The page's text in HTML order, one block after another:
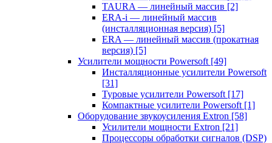
TAURA — линейный массив [2]
ERA-i — линейный массив
(инсталляционная версия) [5]
ERA — линейный массив (прокатная
версия) [5]
Усилители мощности Powersoft [49]
Инсталляционные усилители Powersoft
[31]
Туровые усилители Powersoft [17]
Компактные усилители Powersoft [1]
Оборудование звукоусиления Extron [58]
Усилители мощности Extron [21]
Процессоры обработки сигналов (DSP)